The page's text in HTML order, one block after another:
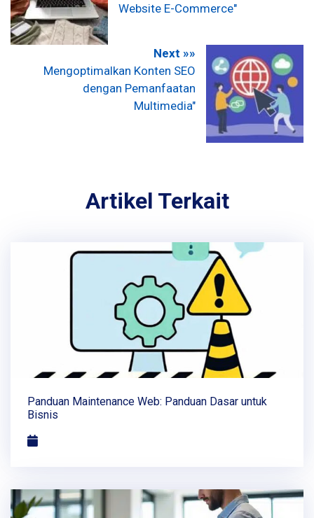
Website E-Commerce"
Next »»
Mengoptimalkan Konten SEO
dengan Pemanfaatan
Multimedia"
Artikel Terkait
Panduan Maintenance Web: Panduan Dasar untuk
Bisnis